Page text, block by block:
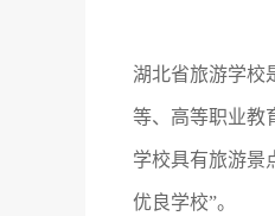
湖北省旅游学校
等、高等职业教
学校具有旅游景
优良学校”。